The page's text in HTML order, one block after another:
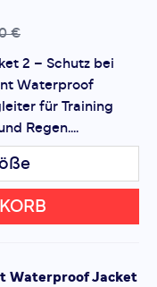
– es gelten
€
2 – Schutz bei
Waterproof
für Training
Regen....
Waterproof Jacket